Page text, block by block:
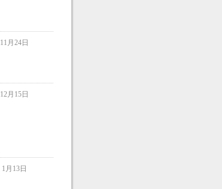
11月24日
12月15日
1月13日